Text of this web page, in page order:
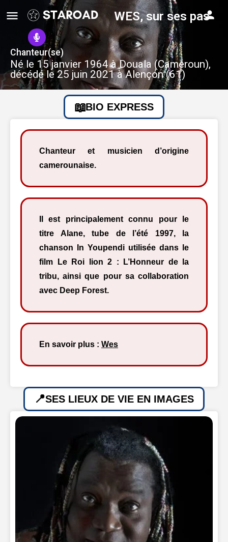
WES, sur ses pas
Chanteur(se)
Né le 15 janvier 1964 à Douala (Cameroun),
décédé le 25 juin 2021 à Alençon (61)
BIO EXPRESS
Chanteur et musicien d’origine
camerounaise.
Il est principalement connu pour le
titre Alane, tube de l’été 1997, la
chanson In Youpendi utilisée dans le
film Le Roi lion 2 : L’Honneur de la
tribu, ainsi que pour sa collaboration
avec Deep Forest.
En savoir plus : Wes
SES LIEUX DE VIE EN IMAGES